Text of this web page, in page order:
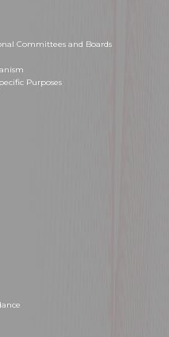
Committees and Boards
Purposes